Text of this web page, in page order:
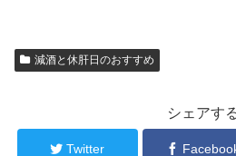
減酒と休肝日のおすすめ
シェアす
Twitter